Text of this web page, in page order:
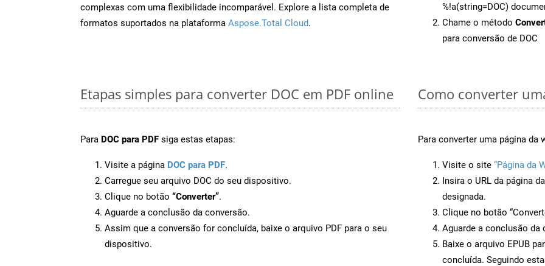
complexas com uma flexibilidade incomparável. Explore a lista completa de
formatos suportados na plataforma Aspose.Total Cloud.
%!a(string=DOC)
Chame o método
para conversão de DOC
Etapas simples para converter DOC em PDF online
Para DOC para PDF siga estas etapas:
Visite a página DOC para PDF.
Carregue seu arquivo DOC do seu dispositivo.
Clique no botão “Converter”.
Aguarde a conclusão da conversão.
Assim que a conversão for concluída, baixe o arquivo PDF para o seu
dispositivo.
Como converter
Para converter uma página da
Visite o site “Página da
Insira o URL da página
designada.
Clique no botão
Aguarde a conclusão da
Baixe o arquivo EPUB
concluída. Seguindo